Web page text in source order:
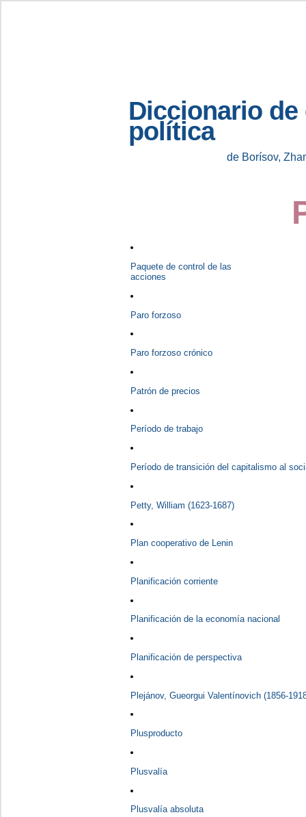
Diccionario de
política
de Borísov,
Paquete de control de las
acciones
Paro forzoso
Paro forzoso crónico
Patrón de precios
Período de trabajo
Período de transición del capitalismo al
Petty, William (1623-1687)
Plan cooperativo de Lenin
Planificación corriente
Planificación de la economía nacional
Planificación de perspectiva
Plejánov, Gueorgui Valentínovich (1856-
Plusproducto
Plusvalía
Plusvalía absoluta